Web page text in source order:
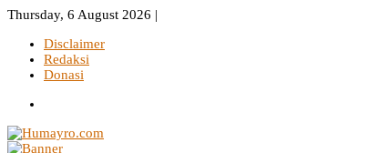
Thursday, 6 August 2026 |
Disclaimer
Redaksi
Donasi